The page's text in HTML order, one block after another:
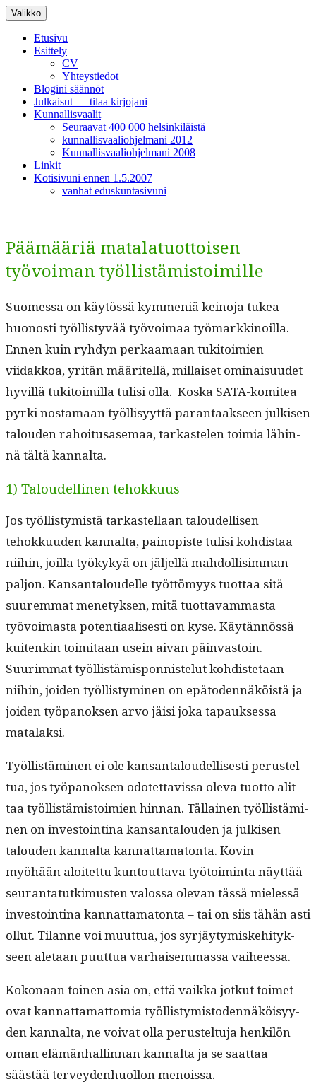
Siirry
sisältöön
Valikko
Etusivu
Esittely
CV
Yhteystiedot
Blogini säännöt
Julkaisut — tilaa kirjojani
Kunnallisvaalit
Seuraavat 400 000 helsinkiläistä
kunnallisvaaliohjelmani 2012
Kunnallisvaaliohjelmani 2008
Linkit
Kotisivuni ennen 1.5.2007
vanhat eduskuntasivuni
Päämääriä matalatuottoisen
työvoiman työllistämistoimille
Suomes­sa on käytössä kym­meniä keino­ja tukea
huonos­ti työl­listyvää työvoimaa työ­markki­noil­la.
Ennen kuin ryh­dyn perkaa­maan tuk­i­toimien
viidakkoa, yritän määritel­lä, mil­laiset omi­naisu­udet
hyvil­lä tuk­i­toimil­la tulisi olla. Kos­ka SATA-komitea
pyr­ki nos­ta­maan työl­lisyyt­tä paran­taak­seen julkisen
talouden rahoi­tusase­maa, tarkaste­len toimia lähin­
nä tältä kannalta.
1) Taloudellinen tehokkuus
Jos työl­listymistä tarkastel­laan taloudel­lisen
tehokku­u­den kannal­ta, pain­opiste tulisi kohdis­taa
niihin, joil­la työkykyä on jäl­jel­lä mah­dol­lisim­man
paljon. Kansan­taloudelle työt­tömyys tuot­taa sitä
suurem­mat mene­tyk­sen, mitä tuot­tavam­mas­ta
työvoimas­ta poten­ti­aalis­es­ti on kyse. Käytän­nössä
kuitenkin toim­i­taan usein aivan päin­vas­toin.
Suurim­mat työl­listämispon­nis­te­lut kohdis­te­taan
niihin, joiden työl­listymi­nen on epä­to­den­näköistä ja
joiden työ­panok­sen arvo jäisi joka tapauk­ses­sa
matalaksi.
Työl­listämi­nen ei ole kansan­taloudel­lis­es­ti perustel­
tua, jos työ­panok­sen odotet­tavis­sa ole­va tuot­to alit­
taa työl­listämis­toimien hin­nan. Täl­lainen työl­listämi­
nen on investointi­na kansan­talouden ja julkisen
talouden kannal­ta kan­nat­tam­a­ton­ta. Kovin
myöhään aloitet­tu kuntout­ta­va työ­toim­inta näyt­tää
seu­ran­tatutkimusten val­os­sa ole­van tässä mielessä
investointi­na kan­nat­tam­a­ton­ta – tai on siis tähän asti
ollut. Tilanne voi muut­tua, jos syr­jäy­tymiske­hi­tyk­
seen ale­taan puut­tua varhaisem­mas­sa vaiheessa.
Kokon­aan toinen asia on, että vaik­ka jotkut toimet
ovat kan­nat­ta­mat­to­mia työl­listymis­to­den­näköisyy­
den kannal­ta, ne voivat olla perustel­tu­ja henkilön
oman elämän­hallinnan kannal­ta ja se saat­taa
säästää ter­vey­den­huol­lon menoissa.